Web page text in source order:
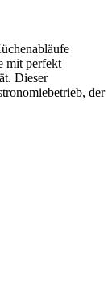
mit perfekt
Dieser
der